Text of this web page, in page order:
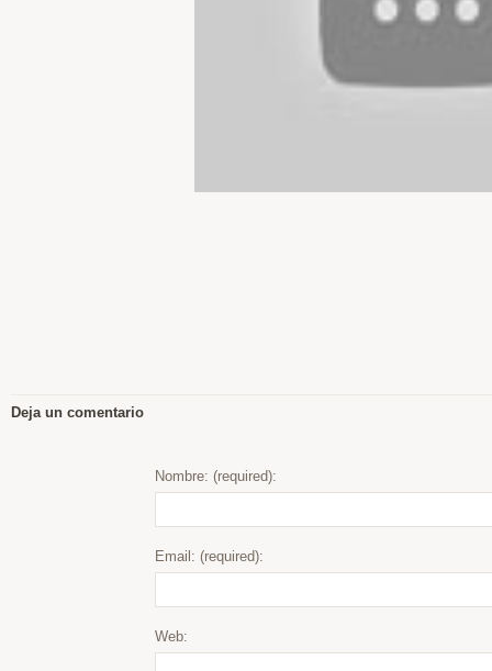
Deja un comentario
Nombre: (required):
Email: (required):
Web: